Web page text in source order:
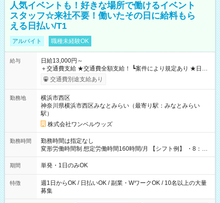
人気イベントも！好きな場所で働けるイベント
スタッフ☆来社不要！働いたその日に給料もら
える日払い/T1
アルバイト 職種未経験OK
給与
日給13,000円～
＋交通費支給 ★交通費全額支給！ ┗案件により規定あり ★日払
いOK！（規定あり） ┗働いたその日に現金GET♪ お仕事後はコ
ンビニATMから 日払い分を引き落とせます！ 【試用期間】試
交通費別途支給あり
勤務地
横浜市西区
神奈川県横浜市西区みなとみらい（最寄り駅：みなとみらい
駅）
株式会社ワンベルウッズ
勤務時間
勤務時間は指定なし
変形労働時間制 想定労働時間160時間/月 【シフト例】 ・8：00
～21：00
期間 単発・1日のみOK
特徴
週1日からOK / 日払いOK / 副業・WワークOK / 10名以上の大量
募集